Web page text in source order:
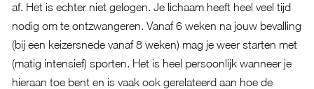
af. Het is echter niet gelogen. Je lichaam heeft heel veel tijd
nodig om te ontzwangeren. Vanaf 6 weken na jouw bevalling
(bij een keizersnede vanaf 8 weken) mag je weer starten met
(matig intensief) sporten. Het is heel persoonlijk wanneer je
hieraan toe bent en is vaak ook gerelateerd aan hoe de